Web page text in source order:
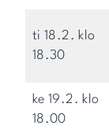
ti 18.2. klo
18.30
ke 19.2. klo
18.00